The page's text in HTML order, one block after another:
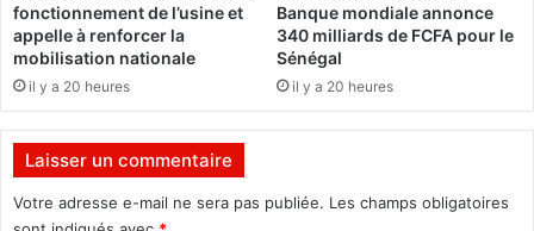
i
o
s
d
f
a
n
t
fonctionnement de l’usine et
appelle à renforcer la
mobilisation nationale
il y a 20 heures
Banque mondiale annonce
340 milliards de FCFA pour le
Sénégal
il y a 20 heures
Laisser un commentaire
Votre adresse e-mail ne sera pas publiée. Les champs obligatoires